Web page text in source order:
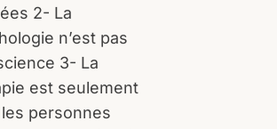
2- La
n’est pas
3- La
est seulement
personnes